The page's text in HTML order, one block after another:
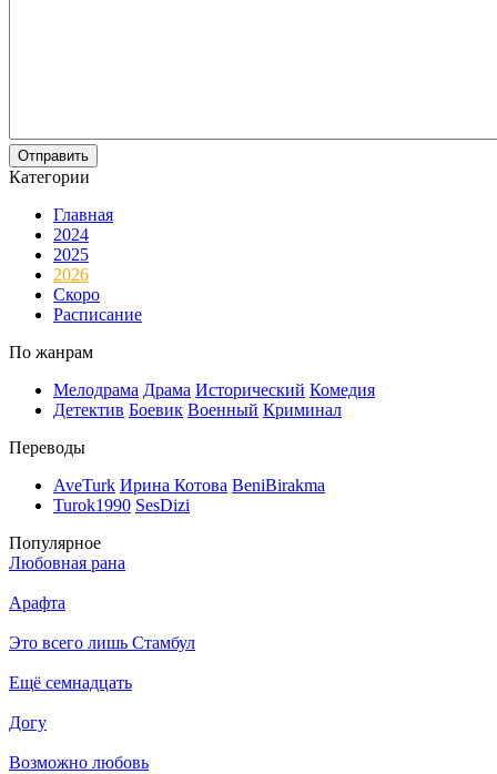
Отправить
Категории
Главная
2024
2025
2026
Скоро
Расписание
По жанрам
Мелодрама Драма Исторический Комедия
Детектив Боевик Военный Криминал
Переводы
AveTurk Ирина Котова BeniBirakma
Turok1990 SesDizi
Популярное
Любовная рана
Арафта
Это всего лишь Стамбул
Ещё семнадцать
Догу
Возможно любовь